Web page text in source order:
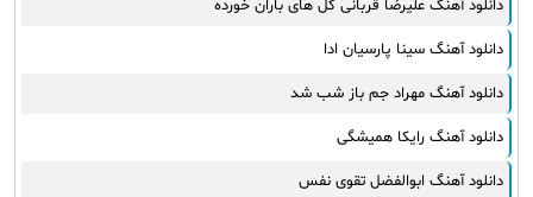
دانلود آهنگ علیرضا قربانی گل های باران خورده
دانلود آهنگ سینا پارسیان ادا
دانلود آهنگ مهراد جم باز شب شد
دانلود آهنگ رایکا همیشگی
دانلود آهنگ ابوالفضل تقوی نفس